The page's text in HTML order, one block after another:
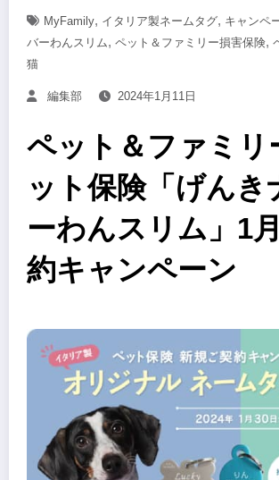
MyFamily, イタリア製ネームタグ, キャンペ
バーわんスリム, ペット＆ファミリー損害保険,
猫
編集部 2024年1月11日
ペット＆ファミリ
ット保険「げんき
ーわんスリム」1
約キャンペーン